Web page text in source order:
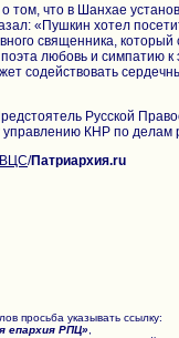
том, что в Шанхае
«Пушкин хотел
священника,
любовь и симпатию к
содействовать
Русской
управлению КНР по делам
/Патриархия.ru
просьба указывать ссылку:
епархия РПЦ»